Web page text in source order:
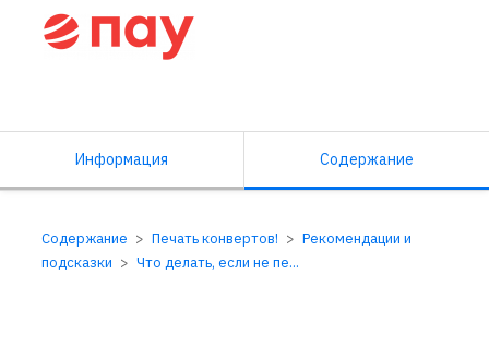
Информация Содержание
Содержание Печать конвертов!
Рекомендации и
подсказки
Что делать, если не пе...